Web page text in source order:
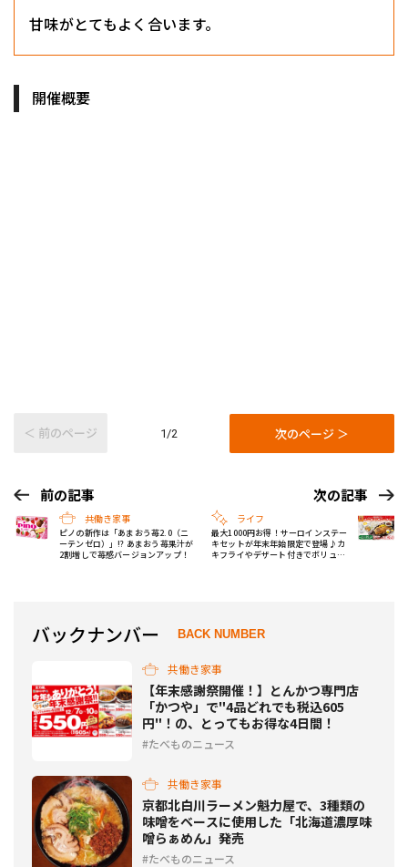
甘味がとてもよく合います。
開催概要
＜ 前のページ 1/2 次のページ ＞
前の記事
共働き家事
ピノの新作は「あまおう苺2.0（ニ
ーテンゼロ）」!? あまおう苺果汁が
2割増しで苺感バージョンアップ！
次の記事
ライフ
最大1000円お得！サーロインステー
キセットが年末年始限定で登場♪カ
キフライやデザート付きでボリュー
バックナンバー BACK NUMBER
共働き家事
【年末感謝祭開催！】とんかつ専門店
「かつや」で"4品どれでも税込605
円"！の、とってもお得な4日間！
たべものニュース
共働き家事
京都北白川ラーメン魁力屋で、3種類の
味噌をベースに使用した「北海道濃厚味
噌らぁめん」発売
たべものニュース